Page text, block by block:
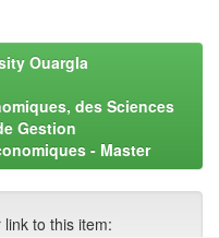
Ouargla
des Sciences
Gestion
- Master
to this item: